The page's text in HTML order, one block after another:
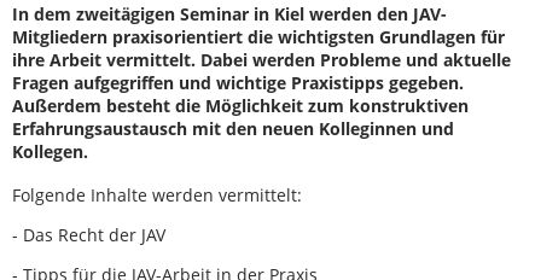
In dem zweitägigen Seminar in Kiel werden den JAV-
Mitgliedern praxisorientiert die wichtigsten Grundlagen für
ihre Arbeit vermittelt. Dabei werden Probleme und aktuelle
Fragen aufgegriffen und wichtige Praxistipps gegeben.
Außerdem besteht die Möglichkeit zum konstruktiven
Erfahrungsaustausch mit den neuen Kolleginnen und
Kollegen.
Folgende Inhalte werden vermittelt:
- Das Recht der JAV
- Tipps für die JAV-Arbeit in der Praxis